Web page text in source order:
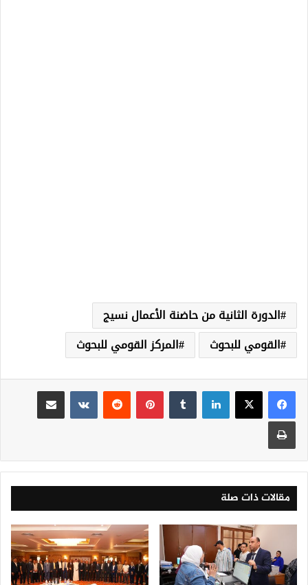
الدورة الثانية من حاضنة الأعمال نسيج
القومي للبحوث
المركز القومي للبحوث
لينكدإن بينتيريست
مقالات ذات صلة